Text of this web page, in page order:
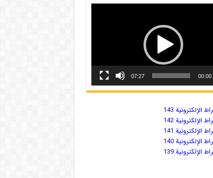
00:00
07:27
143
الإلكترونية 142
141
الإلكترونية 140
الإلكترونية 139